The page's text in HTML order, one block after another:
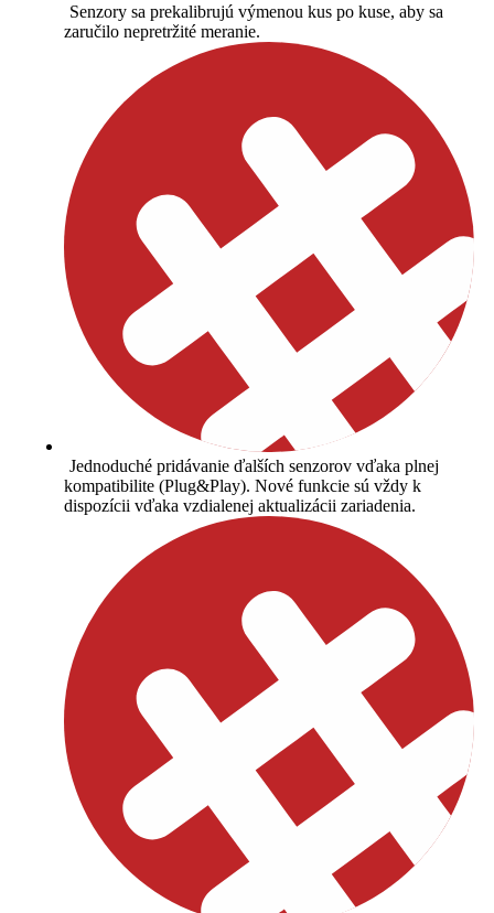
Senzory sa prekalibrujú výmenou kus po kuse, aby sa
zaručilo nepretržité meranie.
Jednoduché pridávanie ďalších senzorov vďaka plnej
kompatibilite (Plug&Play). Nové funkcie sú vždy k
dispozícii vďaka vzdialenej aktualizácii zariadenia.